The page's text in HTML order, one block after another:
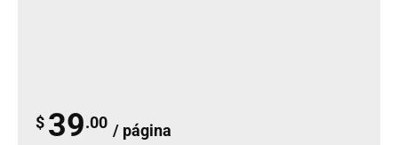
$ 39.00 / página